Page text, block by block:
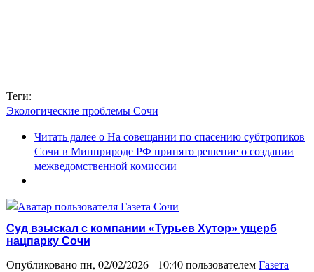
Теги:
Экологические проблемы Сочи
Читать далеео На совещании по спасению субтропиков
Сочи в Минприроде РФ принято решение о создании
межведомственной комиссии
Суд взыскал с компании «Турьев Хутор» ущерб
нацпарку Сочи
Опубликовано пн, 02/02/2026 - 10:40 пользователемГазета